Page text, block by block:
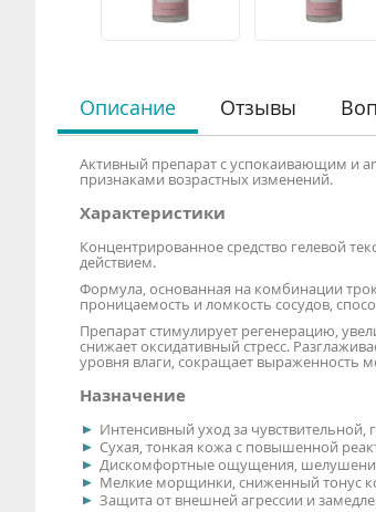
Описание
Активный препарат с успокаивающим и
признаками возрастных изменений.
Характеристики
Концентрированное средство гелевой
действием.
Формула, основанная на комбинации
проницаемость и ломкость сосудов,
Препарат стимулирует регенерацию,
снижает оксидативный стресс.
уровня влаги, сокращает выраженность
Назначение
Интенсивный уход за чувствительной,
Сухая, тонкая кожа с повышенной
Дискомфортные ощущения,
Мелкие морщинки, сниженный тонус
Защита от внешней агрессии и
Отзывы